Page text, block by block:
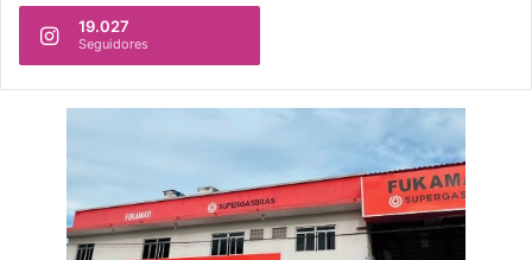
19.027
Seguidores